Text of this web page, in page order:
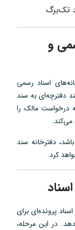
تک‌برگ
و
اسناد رسمی
دفترچه‌ای به سند
درخواست مالک را
می‌کند.
دفترخانه سند
کرد.
پرونده‌ای برای
در این مرحله،